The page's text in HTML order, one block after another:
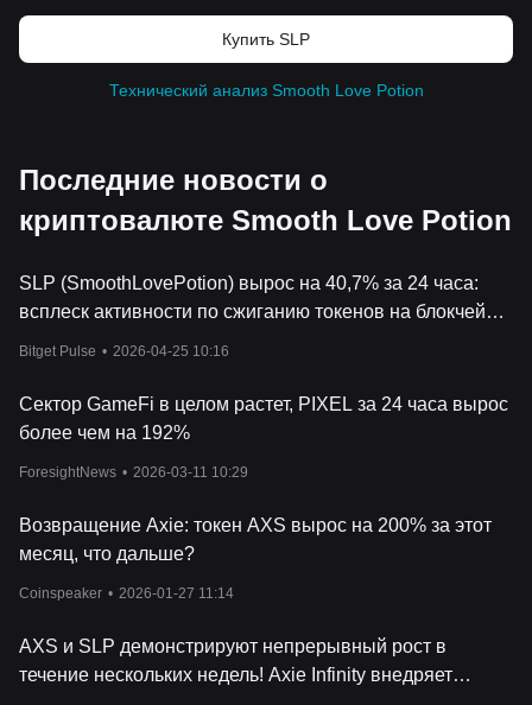
Купить SLP
Технический анализ Smooth Love Potion
Последние новости о
криптовалюте Smooth Love Potion
SLP (SmoothLovePotion) вырос на 40,7% за 24 часа:
всплеск активности по сжиганию токенов на блокчейне
Bitget Pulse • 2026-04-25 10:16
Сектор GameFi в целом растет, PIXEL за 24 часа вырос
более чем на 192%
ForesightNews • 2026-03-11 10:29
Возвращение Axie: токен AXS вырос на 200% за этот
месяц, что дальше?
Coinspeaker • 2026-01-27 11:14
AXS и SLP демонстрируют непрерывный рост в
течение нескольких недель! Axie Infinity внедряет